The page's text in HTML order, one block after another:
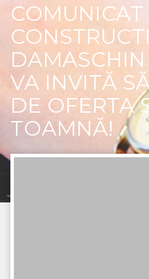
COMUNICAT
VA INVITĂ
DE OFERTA
TOAMNĂ!